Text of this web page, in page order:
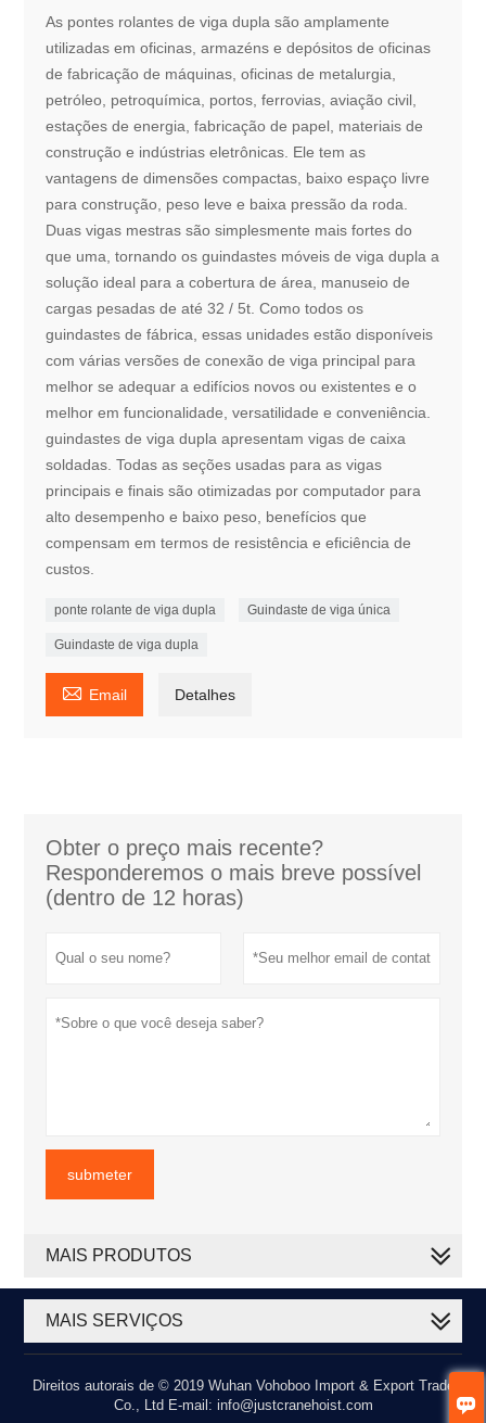

As pontes rolantes de viga dupla são amplamente
utilizadas em oficinas, armazéns e depósitos de oficinas
de fabricação de máquinas, oficinas de metalurgia,
petróleo, petroquímica, portos, ferrovias, aviação civil,
estações de energia, fabricação de papel, materiais de
construção e indústrias eletrônicas. Ele tem as
vantagens de dimensões compactas, baixo espaço livre
para construção, peso leve e baixa pressão da roda.
Duas vigas mestras são simplesmente mais fortes do
que uma, tornando os guindastes móveis de viga dupla a
solução ideal para a cobertura de área, manuseio de
cargas pesadas de até 32 / 5t. Como todos os
guindastes de fábrica, essas unidades estão disponíveis
com várias versões de conexão de viga principal para
melhor se adequar a edifícios novos ou existentes e o
melhor em funcionalidade, versatilidade e conveniência.
guindastes de viga dupla apresentam vigas de caixa
soldadas. Todas as seções usadas para as vigas
principais e finais são otimizadas por computador para
alto desempenho e baixo peso, benefícios que
compensam em termos de resistência e eficiência de
custos.
ponte rolante de viga dupla Guindaste de viga única
Guindaste de viga dupla
 Email Detalhes
Obter o preço mais recente?
Responderemos o mais breve possível
(dentro de 12 horas)
submeter
MAIS PRODUTOS
MAIS SERVIÇOS
Direitos autorais de © 2019 Wuhan Vohoboo Import & Export Trade
Co., Ltd E-mail: info@justcranehoist.com